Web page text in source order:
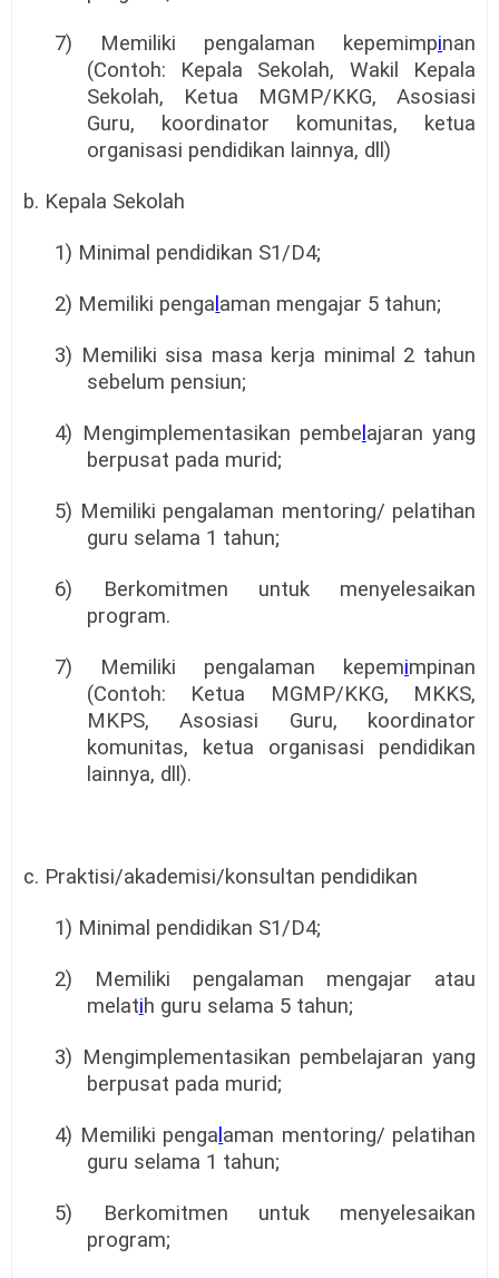
7) Memiliki pengalaman kepemimpinan
(Contoh: Kepala Sekolah, Wakil Kepala
Sekolah, Ketua MGMP/KKG, Asosiasi
Guru, koordinator komunitas, ketua
organisasi pendidikan lainnya, dll)
b. Kepala Sekolah
1) Minimal pendidikan S1/D4;
2) Memiliki pengalaman mengajar 5 tahun;
3) Memiliki sisa masa kerja minimal 2 tahun
sebelum pensiun;
4) Mengimplementasikan pembelajaran yang
berpusat pada murid;
5) Memiliki pengalaman mentoring/ pelatihan
guru selama 1 tahun;
6) Berkomitmen untuk menyelesaikan
program.
7) Memiliki pengalaman kepemimpinan
(Contoh: Ketua MGMP/KKG, MKKS,
MKPS, Asosiasi Guru, koordinator
komunitas, ketua organisasi pendidikan
lainnya, dll).
c. Praktisi/akademisi/konsultan pendidikan
1) Minimal pendidikan S1/D4;
2) Memiliki pengalaman mengajar atau
melatih guru selama 5 tahun;
3) Mengimplementasikan pembelajaran yang
berpusat pada murid;
4) Memiliki pengalaman mentoring/ pelatihan
guru selama 1 tahun;
5) Berkomitmen untuk menyelesaikan
program;